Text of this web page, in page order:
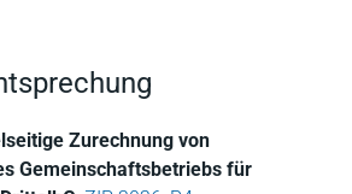
Zurechnung von
Gemeinschaftsbetriebs für